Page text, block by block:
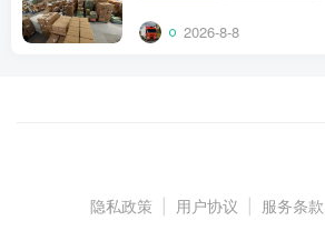
2026-8-8
隐私政策 用户协议 服务条款